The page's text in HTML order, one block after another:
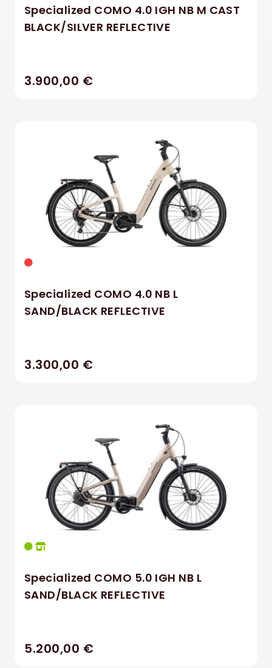
Specialized COMO 4.0 IGH NB M CAST
BLACK/SILVER REFLECTIVE
3.900,00 €
Specialized COMO 4.0 NB L
SAND/BLACK REFLECTIVE
3.300,00 €
Specialized COMO 5.0 IGH NB L
SAND/BLACK REFLECTIVE
5.200,00 €